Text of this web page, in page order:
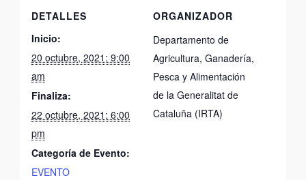
DETALLES
Inicio:
20 octubre, 2021: 9:00
am
Finaliza:
22 octubre, 2021: 6:00
pm
Categoría de Evento:
EVENTO
ORGANIZADOR
Departamento de
Agricultura, Ganadería,
Pesca y Alimentación
de la Generalitat de
Cataluña (IRTA)